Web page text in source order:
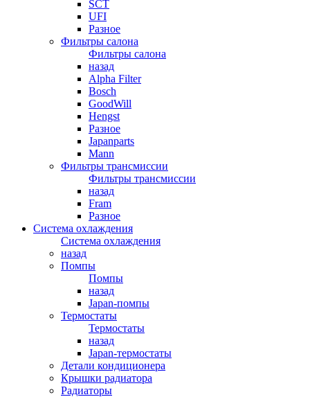
SCT
UFI
Разное
Фильтры салона
Фильтры салона
назад
Alpha Filter
Bosch
GoodWill
Hengst
Разное
Japanparts
Mann
Фильтры трансмиссии
Фильтры трансмиссии
назад
Fram
Разное
Система охлаждения
Система охлаждения
назад
Помпы
Помпы
назад
Japan-помпы
Термостаты
Термостаты
назад
Japan-термостаты
Детали кондиционера
Крышки радиатора
Радиаторы